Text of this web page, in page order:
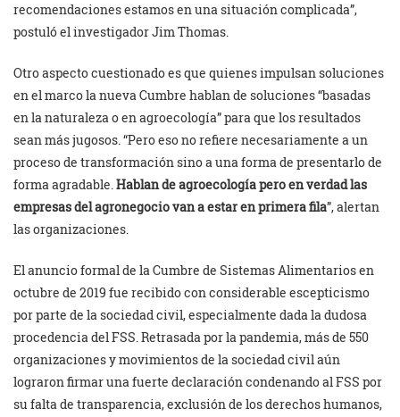
recomendaciones estamos en una situación complicada”,
postuló el investigador Jim Thomas.
Otro aspecto cuestionado es que quienes impulsan soluciones
en el marco la nueva Cumbre hablan de soluciones “basadas
en la naturaleza o en agroecología” para que los resultados
sean más jugosos. “Pero eso no refiere necesariamente a un
proceso de transformación sino a una forma de presentarlo de
forma agradable.Hablan de agroecología pero en verdad las
empresas del agronegocio van a estar en primera fila”, alertan
las organizaciones.
El anuncio formal de la Cumbre de Sistemas Alimentarios en
octubre de 2019 fue recibido con considerable escepticismo
por parte de la sociedad civil, especialmente dada la dudosa
procedencia del FSS. Retrasada por la pandemia, más de 550
organizaciones y movimientos de la sociedad civil aún
lograron firmar una fuerte declaración condenando al FSS por
su falta de transparencia, exclusión de los derechos humanos,